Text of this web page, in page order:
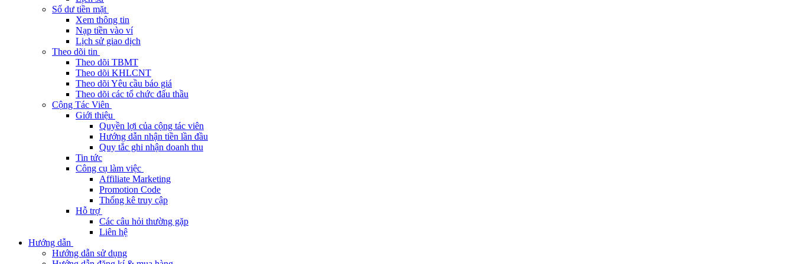
Số dư tiền mặt
Xem thông tin
Nạp tiền vào ví
Lịch sử giao dịch
Theo dõi tin
Theo dõi TBMT
Theo dõi KHLCNT
Theo dõi Yêu cầu báo giá
Theo dõi các tổ chức đấu thầu
Cộng Tác Viên
Giới thiệu
Quyền lợi của cộng tác viên
Hướng dẫn nhận tiền lần đầu
Quy tắc ghi nhận doanh thu
Tin tức
Công cụ làm việc
Affiliate Marketing
Promotion Code
Thống kê truy cập
Hỗ trợ
Các câu hỏi thường gặp
Liên hệ
Hướng dẫn
Hướng dẫn sử dụng